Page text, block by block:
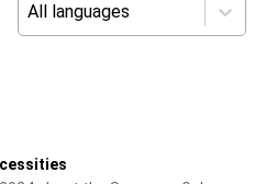
All languages